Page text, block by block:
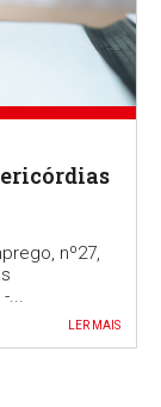
nº27,
...
LER MAIS